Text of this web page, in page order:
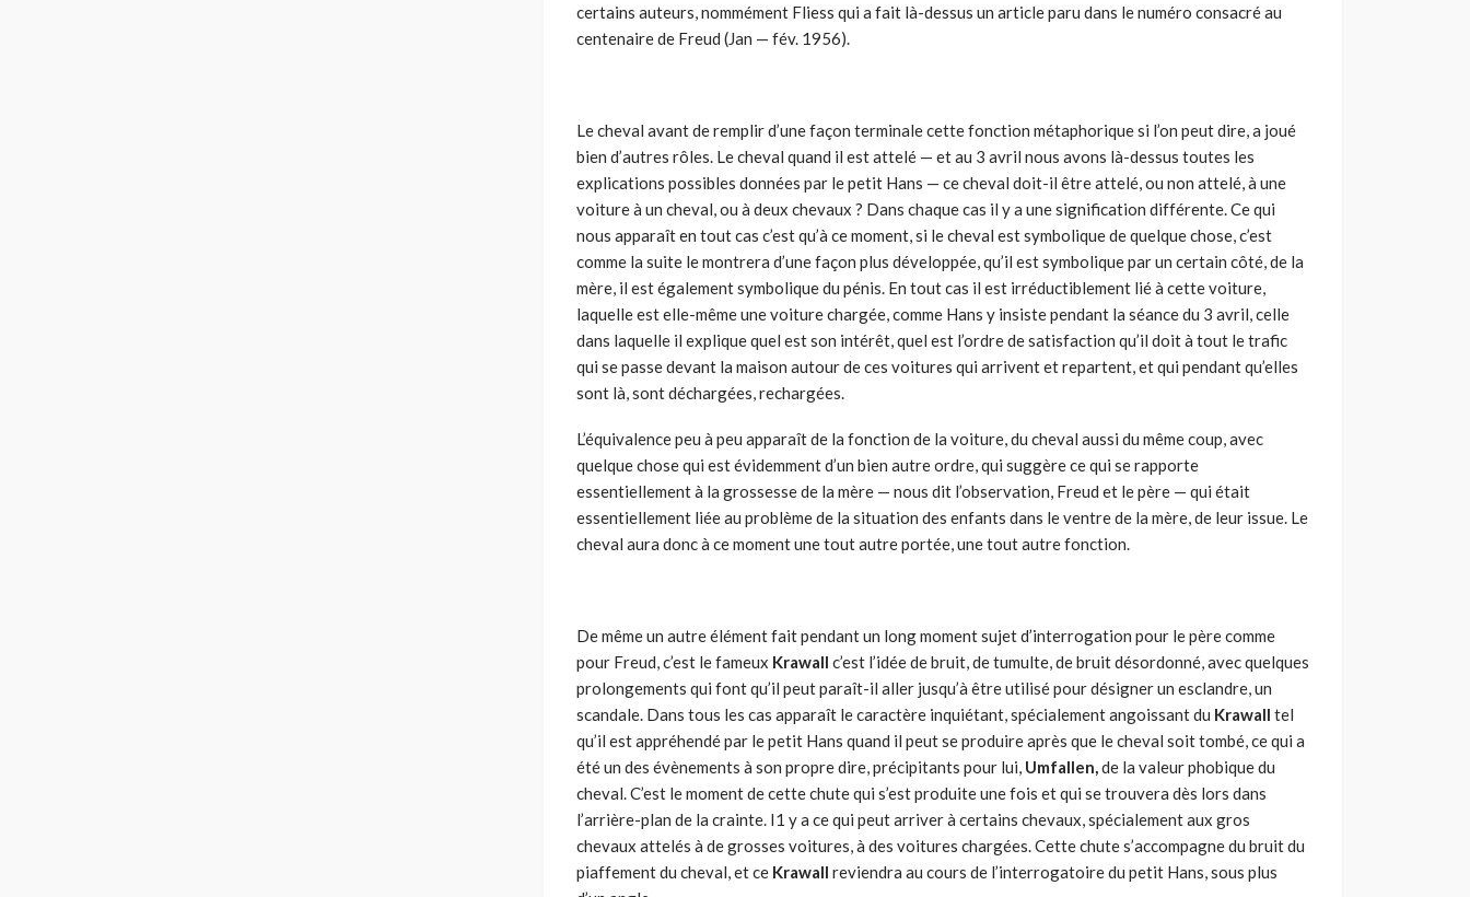
certains auteurs, nommément Fliess qui a fait là-dessus un article paru dans le numéro consacré au
centenaire de Freud (Jan — fév. 1956).
Le cheval avant de remplir d’une façon terminale cette fonction métaphorique si l’on peut dire, a joué
bien d’autres rôles. Le cheval quand il est attelé — et au 3 avril nous avons là-dessus toutes les
explications possibles données par le petit Hans — ce cheval doit-il être attelé, ou non attelé, à une
voiture à un cheval, ou à deux chevaux ? Dans chaque cas il y a une signification différente. Ce qui
nous apparaît en tout cas c’est qu’à ce moment, si le cheval est symbolique de quelque chose, c’est
comme la suite le montrera d’une façon plus développée, qu’il est symbolique par un certain côté, de la
mère, il est également symbolique du pénis. En tout cas il est irréductiblement lié à cette voiture,
laquelle est elle-même une voiture chargée, comme Hans y insiste pen­dant la séance du 3 avril, celle
dans laquelle il explique quel est son intérêt, quel est l’ordre de satisfaction qu’il doit à tout le trafic
qui se passe devant la maison autour de ces voitures qui arrivent et repartent, et qui pendant qu’elles
sont là, sont déchargées, rechargées.
L’équivalence peu à peu apparaît de la fonction de la voiture, du cheval aussi du même coup, avec
quelque chose qui est évidemment d’un bien autre ordre, qui suggère ce qui se rapporte
essentiellement à la grossesse de la mère — nous dit l’observation, Freud et le père — qui était
essentiellement liée au problème de la situation des enfants dans le ventre de la mère, de leur issue. Le
cheval aura donc à ce moment une tout autre portée, une tout autre fonction.
De même un autre élément fait pendant un long moment sujet d’inter­rogation pour le père comme
pour Freud, c’est le fameux Krawall c’est l’idée de bruit, de tumulte, de bruit désordonné, avec quelques
prolongements qui font qu’il peut paraît-il aller jusqu’à être utilisé pour désigner un esclandre, un
scandale. Dans tous les cas apparaît le caractère inquiétant, spécialementangoissant du Krawall tel
qu’il est appréhendé par le petit Hans quand il peut se produire après que le cheval soit tombé, ce qui a
été un des évènements à son propre dire, précipitants pour lui, Umfallen,de la valeur phobique du
cheval. C’est le moment de cette chute qui s’est produite une fois et qui se trouvera dès lors dans
l’arrière-plan de la crainte. I1 y a ce qui peut arriver à certains chevaux, spécialement aux gros
chevaux attelés à de grosses voitures, à des voitures chargées. Cette chute s’accompagne du bruit du
piaffement du cheval, et ce Krawall reviendra au cours de l’interrogatoire du petit Hans, sous plus